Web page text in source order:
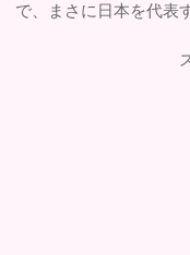
で、まさに日本を代表